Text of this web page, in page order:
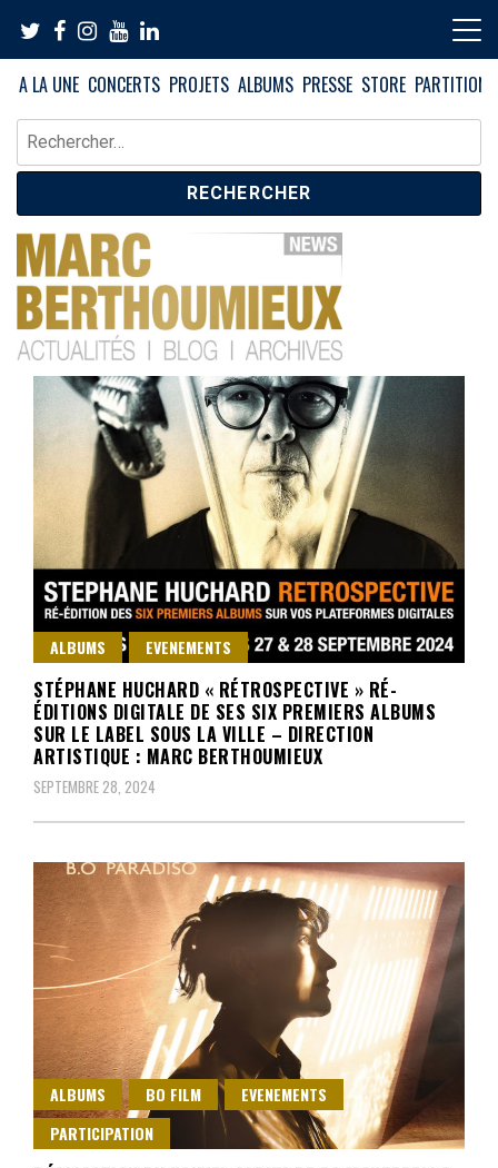
content
A LA UNE CONCERTS PROJETS ALBUMS PRESSE STORE PARTITIONS
Rechercher :
Blog Marc Berthoumieux
News – Blog – Archives
ALBUMS EVENEMENTS
STÉPHANE HUCHARD « RÉTROSPECTIVE » RÉ-
ÉDITIONS DIGITALE DE SES SIX PREMIERS ALBUMS
SUR LE LABEL SOUS LA VILLE – DIRECTION
ARTISTIQUE : MARC BERTHOUMIEUX
SEPTEMBRE 28, 2024
ALBUMS BO FILM
EVENEMENTS
PARTICIPATION